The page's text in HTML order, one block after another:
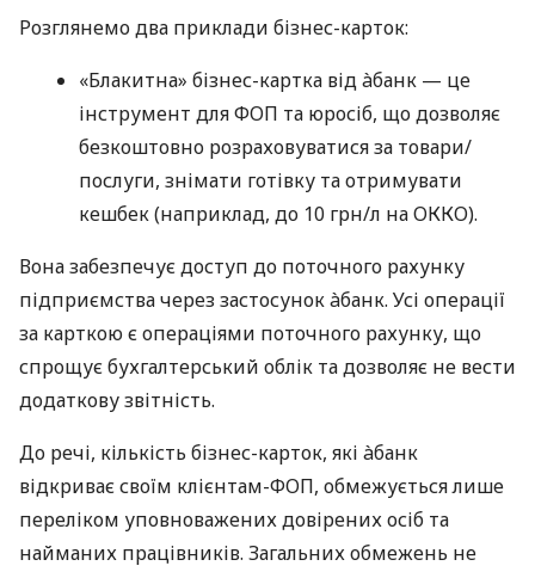
Розглянемо два приклади бізнес-карток:
«Блакитна» бізнес-картка від àбанк — це
інструмент для ФОП та юросіб, що дозволяє
безкоштовно розраховуватися за товари/
послуги, знімати готівку та отримувати
кешбек (наприклад, до 10 грн/л на ОККО).
Вона забезпечує доступ до поточного рахунку
підприємства через застосунок àбанк. Усі операції
за карткою є операціями поточного рахунку, що
спрощує бухгалтерський облік та дозволяє не вести
додаткову звітність.
До речі, кількість бізнес-карток, які àбанк
відкриває своїм клієнтам-ФОП, обмежується лише
переліком уповноважених довірених осіб та
найманих працівників. Загальних обмежень не